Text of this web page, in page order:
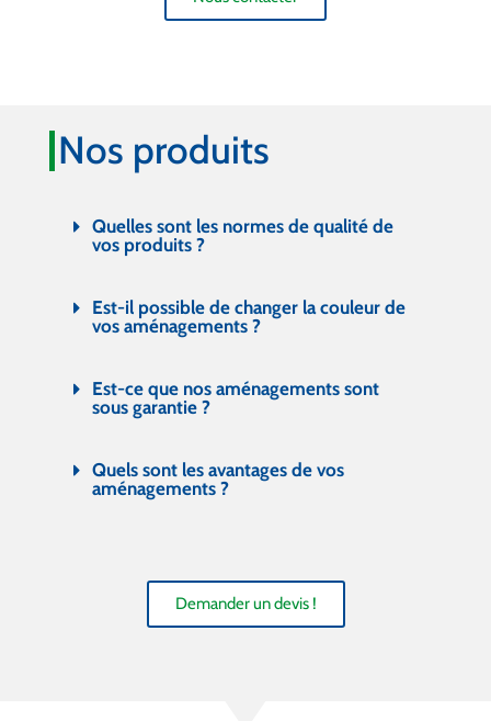
Nos produits
Demander un devis !
Quelles sont les normes de qualité de
vos produits ?
Est-il possible de changer la couleur de
vos aménagements ?
Est-ce que nos aménagements sont
sous garantie ?
Quels sont les avantages de vos
aménagements ?